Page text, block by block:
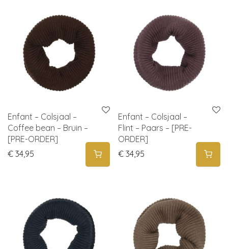
Enfant – Colsjaal –
Coffee bean – Bruin –
[PRE-ORDER]
€ 34,95
Enfant – Colsjaal –
Flint – Paars – [PRE-
ORDER]
€ 34,95